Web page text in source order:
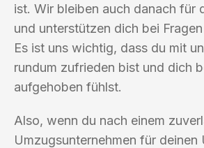
ist. Wir bleiben auch danach für
und unterstützen dich bei
Es ist uns wichtig, dass du mit
rundum zufrieden bist und dich
aufgehoben fühlst.
Also, wenn du nach einem
Umzugsunternehmen für deinen